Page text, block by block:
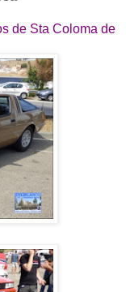
de Sta Coloma de